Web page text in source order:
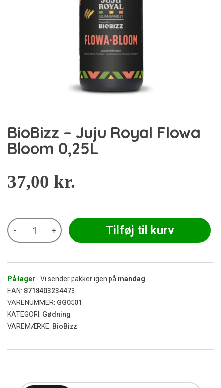
BioBizz – Juju Royal Flowa
Bloom 0,25L
37,00 kr.
-
BioBizz
Juju
0,25L
antal
+ Tilføj til kurv
På lager - Vi sender pakker igen på mandag
EAN: 8718403234473
VARENUMMER: GG0501
KATEGORI: Gødning
VAREMÆRKE: BioBizz